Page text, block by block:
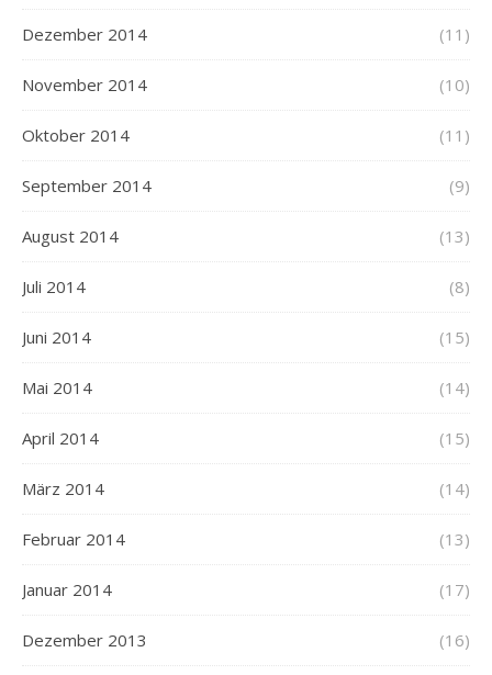
Dezember 2014 (11)
November 2014 (10)
Oktober 2014 (11)
September 2014 (9)
August 2014 (13)
Juli 2014 (8)
Juni 2014 (15)
Mai 2014 (14)
April 2014 (15)
März 2014 (14)
Februar 2014 (13)
Januar 2014 (17)
Dezember 2013 (16)